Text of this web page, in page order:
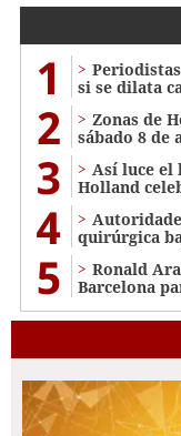
1
si se dilata
2
Zonas de
sábado 8 de
3
Así luce el
Holland
4
quirúrgica
5
Ronald
Barcelona